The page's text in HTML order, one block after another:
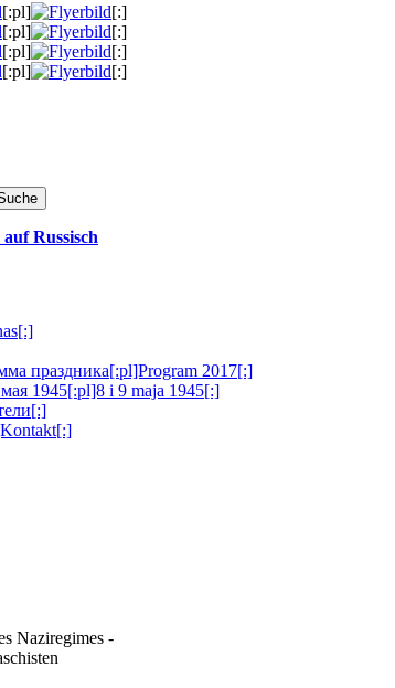
[:pl]
[:]
[:pl]
[:]
[:pl]
[:]
[:pl] [:]
Russisch
праздника[:pl]Program 2017[:]
1945[:pl]8 i 9 maja 1945[:]
Naziregimes -